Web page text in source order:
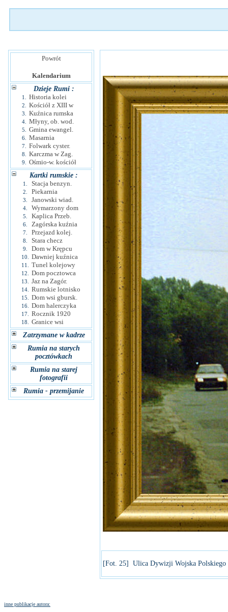
Powrót
Kalendarium
Dzieje Rumi :
1. Historia kolei
2. Kościół z XIII w
3. Kuźnica rumska
4. Młyny, ob. wod.
5. Gmina ewangel.
6. Masarnia
7. Folwark cyster.
8. Karczma w Zag.
9.
Ośmio-w. kościół
Kartki rumskie :
1. Stacja benzyn.
2. Piekarnia
3. Janowski wiad.
4. Wymarzony dom
5. Kaplica Przeb.
6. Zagórska kuźnia
7. Przejazd kolej.
8. Stara checz
9. Dom w Krępcu
10. Dawniej kuźnica
11. Tunel kolejowy
12. Dom pocztowca
13. Jaz na Zagór.
14. Rumskie lotnisko
15. Dom wsi gbursk.
16. Dom halerczyka
17. Rocznik 1920
18.
Granice wsi
Zatrzymane w kadrze
Rumia na starych
pocztówkach
Rumia na starej
fotografii
Rumia - przemijanie
[Fot. 25] Ulica Dywizji Wojska Polskiego
inne publikacje autora: